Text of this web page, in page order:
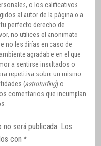
o los calificativos
al autor de la página o a
perfecto derecho de
no utilices el anonimato
no les dirías en caso de
agradable en el que
a sentirse insultados o
repetitiva sobre un mismo
(astroturfing) o
comentarios que incumplan
será publicada. Los
con *